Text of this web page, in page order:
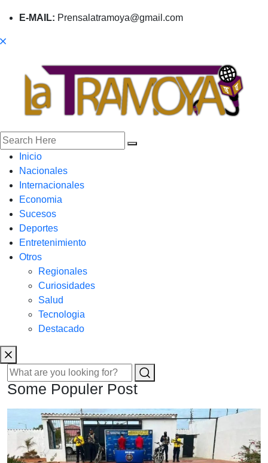
E-MAIL: Prensalatramoya@gmail.com
Inicio
Nacionales
Internacionales
Economia
Sucesos
Deportes
Entretenimiento
Otros
Regionales
Curiosidades
Salud
Tecnologia
Destacado
Some Populer Post